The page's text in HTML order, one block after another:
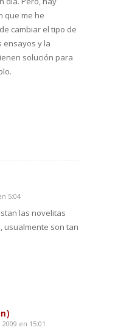
que me he
cambiar el tipo de
ensayos y la
solución para
5:04
las novelitas
usualmente son tan
en 15:01